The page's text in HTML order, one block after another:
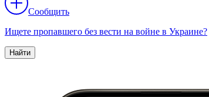
Сообщить
Ищете пропавшего без вести на войне в Украине?
Найти